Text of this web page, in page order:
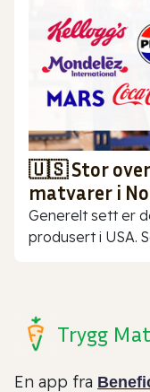
🇺🇸 Stor
matvarer i
Generelt sett er
produsert i USA.
Trygg Mat
En app fra